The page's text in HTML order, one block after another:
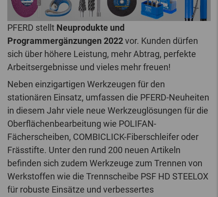
PFERD stellt Neuprodukte und
Programmergänzungen 2022vor. Kunden dürfen
sich über höhere Leistung, mehr Abtrag, perfekte
Arbeitsergebnisse und vieles mehr freuen!
Neben einzigartigen Werkzeugen für den
stationären Einsatz, umfassen die PFERD-Neuheiten
in diesem Jahr viele neue Werkzeuglösungen für die
Oberflächenbearbeitung wie POLIFAN-
Fächerscheiben, COMBICLICK-Fiberschleifer oder
Frässtifte. Unter den rund 200 neuen Artikeln
befinden sich zudem Werkzeuge zum Trennen von
Werkstoffen wie die Trennscheibe PSF HD STEELOX
für robuste Einsätze und verbessertes